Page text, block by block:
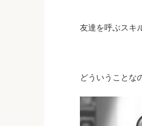
友達を呼ぶスキ
どういうことな